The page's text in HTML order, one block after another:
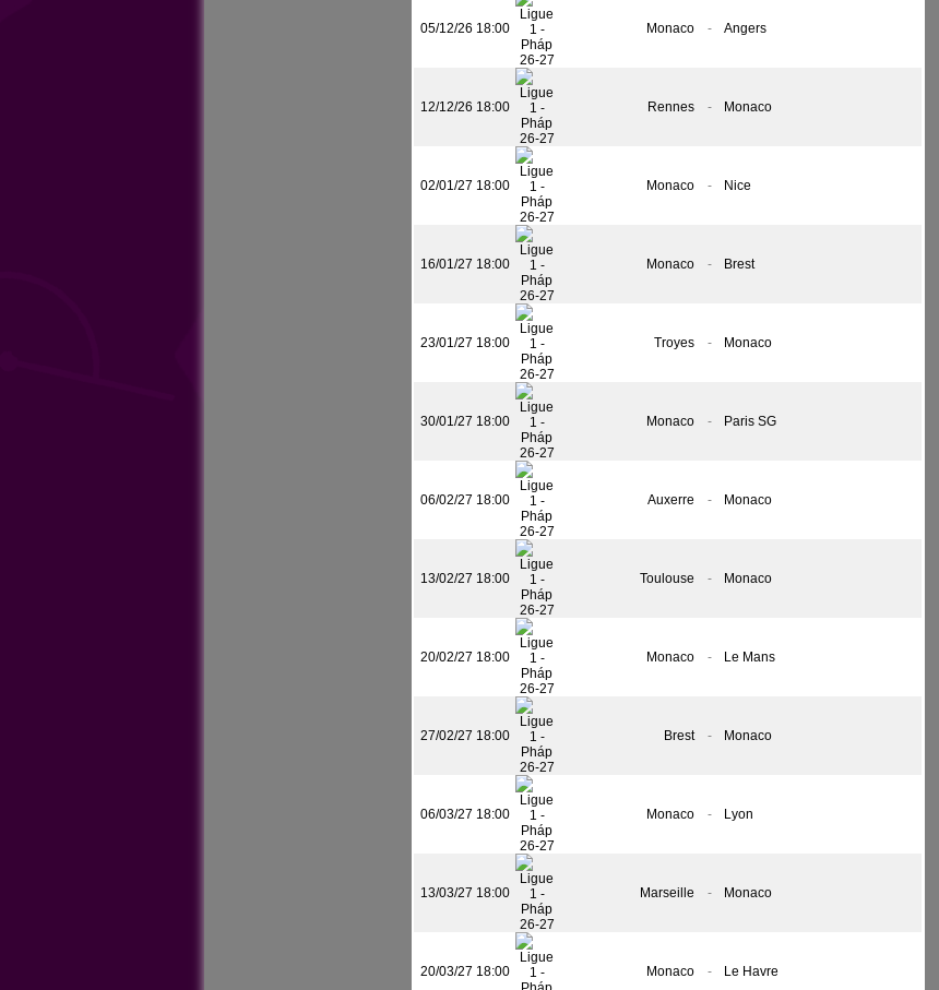
05/12/26 18:00 Monaco - Angers
12/12/26 18:00 Rennes - Monaco
02/01/27 18:00 Monaco - Nice
16/01/27 18:00 Monaco - Brest
23/01/27 18:00 Troyes - Monaco
30/01/27 18:00 Monaco - Paris SG
06/02/27 18:00 Auxerre - Monaco
13/02/27 18:00 Toulouse - Monaco
20/02/27 18:00 Monaco - Le Mans
27/02/27 18:00 Brest - Monaco
06/03/27 18:00 Monaco - Lyon
13/03/27 18:00 Marseille - Monaco
20/03/27 18:00 Monaco - Le Havre